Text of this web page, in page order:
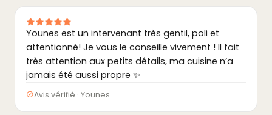
Younes est un intervenant très gentil, poli et
attentionné! Je vous le conseille vivement ! Il fait
très attention aux petits détails, ma cuisine n’a
jamais été aussi propre ✨
Avis vérifié · Younes